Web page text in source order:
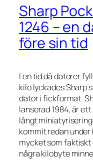
Sharp
1246 – en
före sin tid
I en tid då datorer
kilo lyckades Sharp
dator i fickformat.
lanserad 1984, är
långt
kommit redan
mycket som
några kilobyte